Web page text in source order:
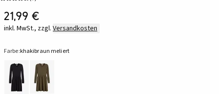
21,99 €
inkl. MwSt., zzgl. Versandkosten
Farbe:khakibraun meliert